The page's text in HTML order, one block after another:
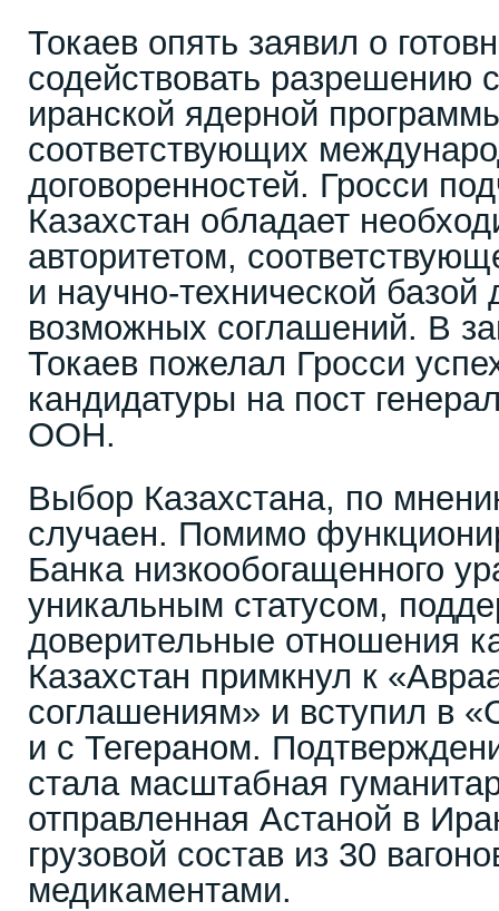
Токаев опять заявил о
содействовать разрешению
иранской ядерной
соответствующих
договоренностей. Гросси
Казахстан обладает
авторитетом,
и научно-технической базой
возможных соглашений. В
Токаев пожелал Гросси
кандидатуры на пост
ООН.
Выбор Казахстана, по
случаен. Помимо
Банка низкообогащенного
уникальным статусом,
доверительные отношения
Казахстан примкнул к
соглашениям» и вступил в
и с Тегераном.
стала масштабная
отправленная Астаной в
грузовой состав из 30
медикаментами.